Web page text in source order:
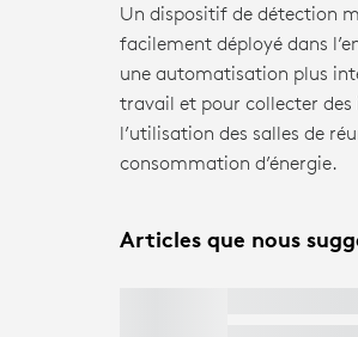
Un dispositif de détection
facilement déployé dans
une automatisation plus
travail et pour collecter
l’utilisation des salles de
consommation d’énergie.
Articles que nous